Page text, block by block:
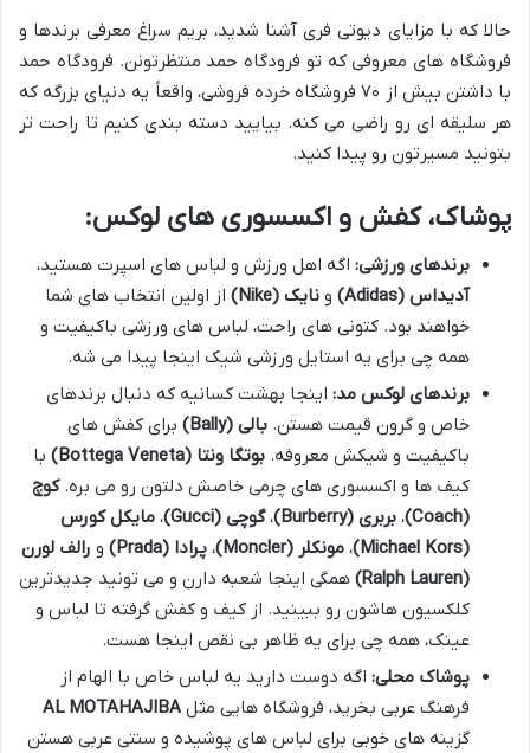
حالا که با مزایای دیوتی فری آشنا شدید، بریم سراغ معرفی برندها و
فروشگاه های معروفی که تو فرودگاه حمد منتظرتونن. فرودگاه حمد
با داشتن بیش از ۷۰ فروشگاه خرده فروشی، واقعاً یه دنیای بزرگه که
هر سلیقه ای رو راضی می کنه. بیایید دسته بندی کنیم تا راحت تر
بتونید مسیرتون رو پیدا کنید.
پوشاک، کفش و اکسسوری های لوکس:
برندهای ورزشی: اگه اهل ورزش و لباس های اسپرت هستید،
آدیداس (Adidas)
و نایک (Nike)
از اولین انتخاب های شما
خواهند بود. کتونی های راحت، لباس های ورزشی باکیفیت و
همه چی برای یه استایل ورزشی شیک اینجا پیدا می شه.
برندهای لوکس مد: اینجا بهشت کسانیه که دنبال برندهای
خاص و گرون قیمت هستن. بالی (Bally)
برای کفش های
باکیفیت و شیکش معروفه. بوتگا ونتا (Bottega Veneta)
با
کیف ها و اکسسوری های چرمی خاصش دلتون رو می بره.کوچ
(Coach)
، بربری (Burberry) ،گوچی (Gucci) ، مایکل کورس
(Michael Kors)
، مونکلر (Moncler) ، پرادا (Prada) و رالف لورن
(Ralph Lauren)
همگی اینجا شعبه دارن و می تونید جدیدترین
کلکسیون هاشون رو ببینید. از کیف و کفش گرفته تا لباس و
عینک، همه چی برای یه ظاهر بی نقص اینجا هست.
پوشاک محلی: اگه دوست دارید یه لباس خاص با الهام از
فرهنگ عربی بخرید، فروشگاه هایی مثلAL MOTAHAJIBA
گزینه های خوبی برای لباس های پوشیده و سنتی عربی هستن